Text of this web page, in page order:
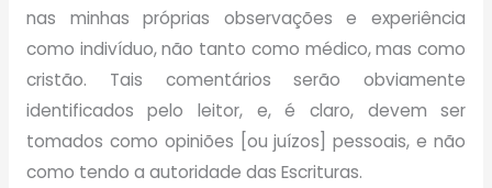
nas minhas próprias observações e experiência
como indivíduo, não tanto como médico, mas como
cristão. Tais comentários serão obviamente
identificados pelo leitor, e, é claro, devem ser
tomados como opiniões [ou juízos] pessoais, e não
como tendo a autoridade das Escrituras.